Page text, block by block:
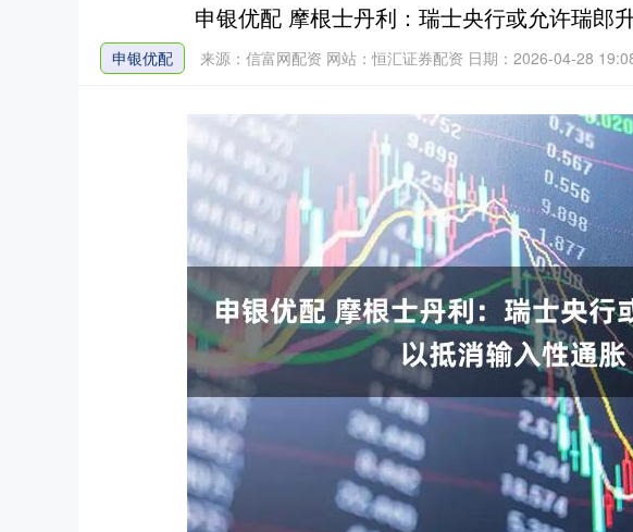
申银优配 摩根士丹利：瑞士央行或允许瑞郎
申银优配 来源：信富网配资 网站：恒汇证券配资 日期：2026-04-28